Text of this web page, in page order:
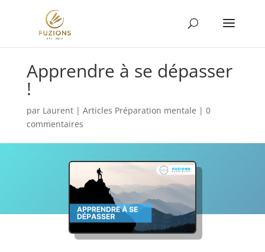
Apprendre à se dépasser
!
par Laurent| Articles Préparation mentale | 0
commentaires